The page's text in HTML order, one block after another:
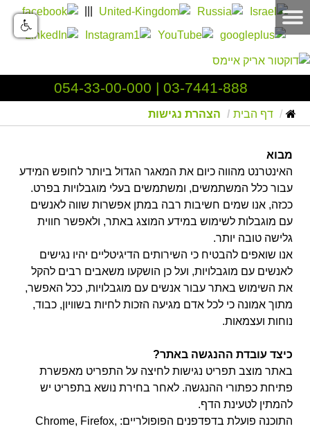
03-7441-888
|
054-33-00-000
דף הבית הצהרת נגישות
מבוא
האינטרנט מהווה כיום את המאגר הגדול ביותר לחופש המידע
עבור כלל המשתמשים, ומשתמשים בעלי מוגבלויות בפרט.
ככזה, אנו שמים חשיבות רבה במתן אפשרות שווה לאנשים
עם מוגבלות לשימוש במידע המוצג באתר, ולאפשר חווית
גלישה טובה יותר.
אנו שואפים להבטיח כי השירותים הדיגיטליים יהיו נגישים
לאנשים עם מוגבלויות, ועל כן הושקעו משאבים רבים להקל
את השימוש באתר עבור אנשים עם מוגבלויות, ככל האפשר,
מתוך אמונה כי לכל אדם מגיעה הזכות לחיות בשוויון, כבוד,
נוחות ועצמאות.
כיצד עובדת ההנגשה באתר?
באתר מוצב תפריט נגישות לחיצה על התפריט מאפשרת
פתיחת כפתורי ההנגשה. לאחר בחירת נושא בתפריט יש
להמתין לטעינת הדף.
התוכנה פועלת בדפדפנים הפופולריים: Chrome, Firefox,